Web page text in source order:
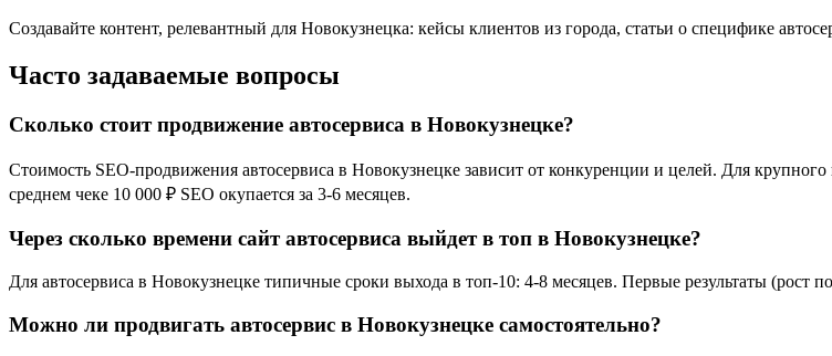
Создавайте контент, релевантный для Новокузнецка: кейсы клиентов из города, статьи о специфике
Часто задаваемые вопросы
Сколько стоит продвижение автосервиса в Новокузнецке?
Стоимость SEO-продвижения автосервиса в Новокузнецке зависит от конкуренции и целей. Для
среднем чеке 10 000 ₽ SEO окупается за 3-6 месяцев.
Через сколько времени сайт автосервиса выйдет в топ в Новокузнецке?
Для автосервиса в Новокузнецке типичные сроки выхода в топ-10: 4-8 месяцев. Первые результаты (рост
Можно ли продвигать автосервис в Новокузнецке самостоятельно?